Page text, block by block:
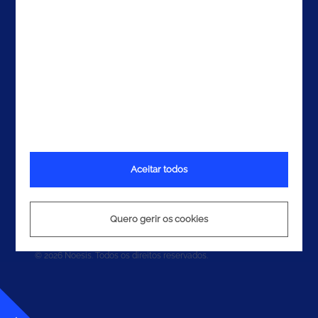
Termos e Condições
© 2026 Noesis. Todos os direitos reservados.
Quero gerir os cookies
Aceitar todos